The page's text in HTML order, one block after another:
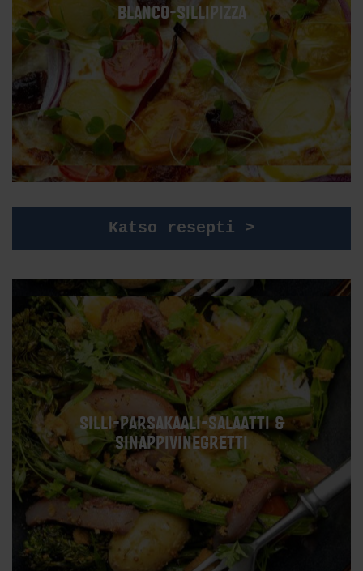
BLANCO-SILLIPIZZA
Katso resepti >
SILLI-PARSAKAALI-SALAATTI &
SINAPPIVINEGRETTI